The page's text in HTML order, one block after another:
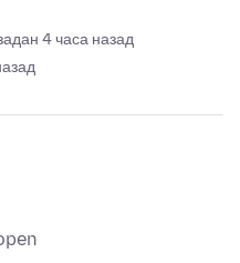
4 часа назад